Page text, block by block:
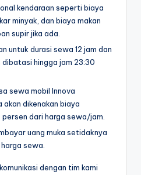
kendaraan seperti biaya
minyak, dan biaya makan
supir jika ada.
untuk durasi sewa 12 jam dan
dibatasi hingga jam 23:30
sewa mobil Innova
akan dikenakan biaya
dari harga sewa/jam.
uang muka setidaknya
sewa.
dengan tim kami